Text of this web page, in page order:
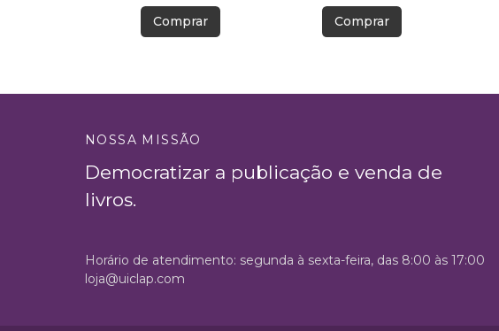
Comprar
Comprar
NOSSA MISSÃO
Democratizar a publicação e venda de
livros.
Horário de atendimento: segunda à sexta-feira, das 8:00 às 17:00
loja@uiclap.com